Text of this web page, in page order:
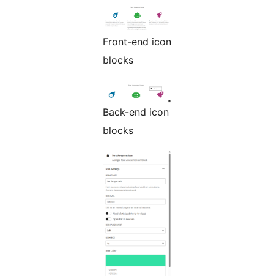
Front-end icon
blocks
Back-end icon
blocks